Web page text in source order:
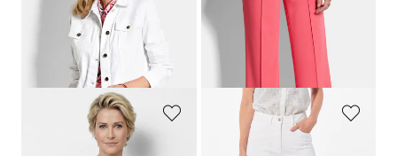
149,95 €
Meilleur prix sur 30 jours** :
(-8%)
89,95 €
99,95 €
GOLDNER